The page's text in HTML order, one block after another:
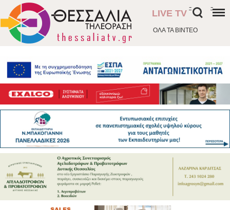
ΟΛΑ ΤΑ ΒΙΝΤΕΟ
LIVE TV
- -